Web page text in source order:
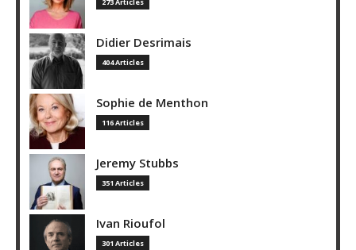
Didier Desrimais
404 Articles
Sophie de Menthon
116 Articles
Jeremy Stubbs
351 Articles
Ivan Rioufol
301 Articles